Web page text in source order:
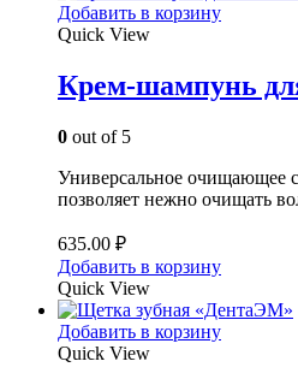
Добавить в корзину
Quick View
Крем-шампунь
0 out of 5
Универсальное очищающее
позволяет нежно очищать
635.00 ₽
Добавить в корзину
Quick View
Добавить в корзину
Quick View